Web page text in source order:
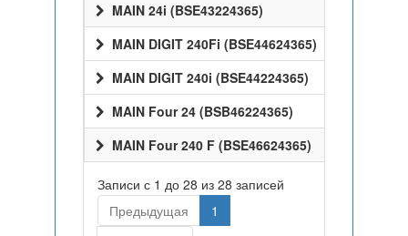
MAIN 24i (BSE43224365)
MAIN DIGIT 240Fi (BSE44624365)
MAIN DIGIT 240i (BSE44224365)
MAIN Four 24 (BSB46224365)
MAIN Four 240 F (BSE46624365)
Записи с 1 до 28 из 28 записей
Предыдущая
1